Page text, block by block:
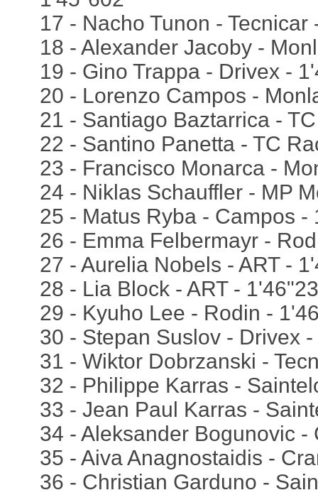
17 - Nacho Tunon - Tecnicar
18 - Alexander Jacoby -
19 - Gino Trappa - Drivex -
20 - Lorenzo Campos -
21 - Santiago Baztarrica -
22 - Santino Panetta - TC
23 - Francisco Monarca -
24 - Niklas Schauffler - MP
25 - Matus Ryba - Campos -
26 - Emma Felbermayr -
27 - Aurelia Nobels - ART -
28 - Lia Block - ART -
29 - Kyuho Lee - Rodin -
30 - Stepan Suslov - Drivex
31 - Wiktor Dobrzanski -
32 - Philippe Karras -
33 - Jean Paul Karras -
34 - Aleksander Bogunovic -
35 - Aiva Anagnostaidis -
36 - Christian Garduno -